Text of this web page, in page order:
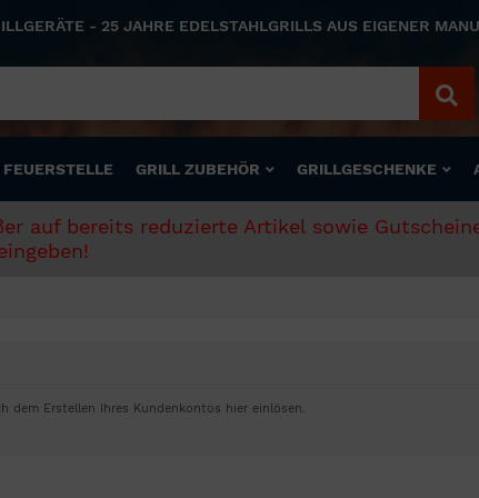
- 25 JAHRE EDELSTAHLGRILLS AUS EIGENER
FEUERSTELLE GRILL ZUBEHÖR GRILLGESCHENKE
auf bereits reduzierte Artikel sowie
dem Erstellen Ihres Kundenkontos hier einlösen.